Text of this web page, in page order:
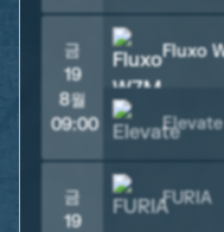
금
19
8월
09:00
Fluxo
Elevate
금
19
FURIA